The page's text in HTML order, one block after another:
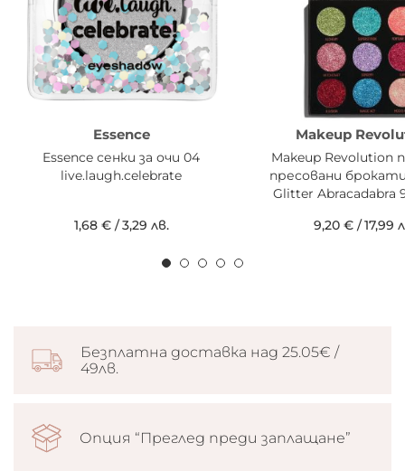
Essence
Essence сенки за очи 04
live.laugh.celebrate
1,68 €/3,29 лв.
Makeup
Makeup Revolution
пресовани
Glitter Abracadabra
9,20 €/17,99
Безплатна доставка над 25.05€ /
49лв.
Опция “Преглед преди заплащане”